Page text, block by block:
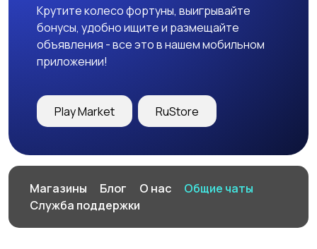
Крутите колесо фортуны, выигрывайте
бонусы, удобно ищите и размещайте
объявления - все это в нашем мобильном
приложении!
Play Market RuStore
Магазины Блог О нас
Общие чаты
Служба поддержки